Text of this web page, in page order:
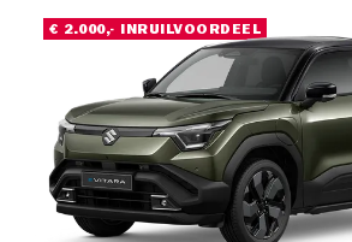
€ 2.000,- INRUILVOORDEEL